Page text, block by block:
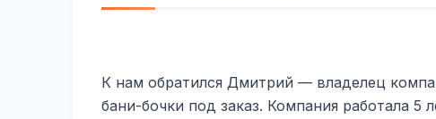
К нам обратился Дмитрий — владелец
бани-бочки под заказ. Компания работала 5